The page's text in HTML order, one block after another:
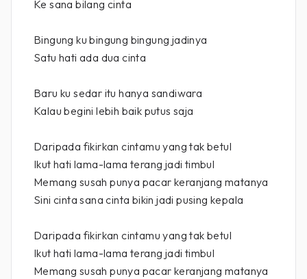
Ke sana bilang cinta
Bingung ku bingung bingung jadinya
Satu hati ada dua cinta
Baru ku sedar itu hanya sandiwara
Kalau begini lebih baik putus saja
Daripada fikirkan cintamu yang tak betul
Ikut hati lama-lama terang jadi timbul
Memang susah punya pacar keranjang matanya
Sini cinta sana cinta bikin jadi pusing kepala
Daripada fikirkan cintamu yang tak betul
Ikut hati lama-lama terang jadi timbul
Memang susah punya pacar keranjang matanya